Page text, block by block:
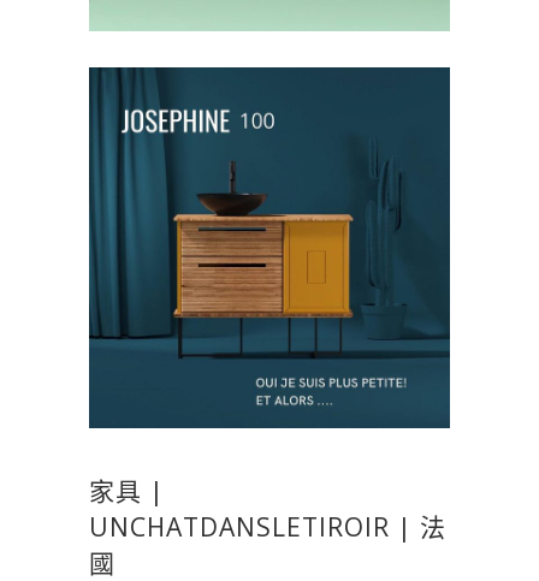
家具 |
UNCHATDANSLETIROIR | 法
國